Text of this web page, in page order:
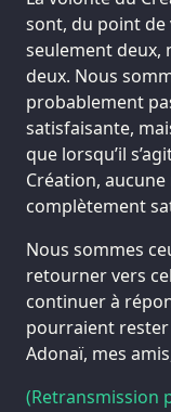
sont, du point de
seulement deux,
deux. Nous
probablement
satisfaisante,
que lorsqu’il
Création,
complètement
Nous sommes
retourner vers
continuer à
pourraient rester
Adonaï, mes
(Retransmission